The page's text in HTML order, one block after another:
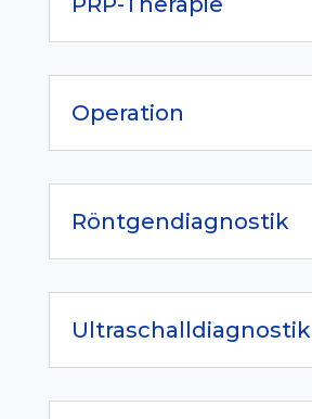
Operation
Röntgendiagnostik
Ultraschalldiagnostik